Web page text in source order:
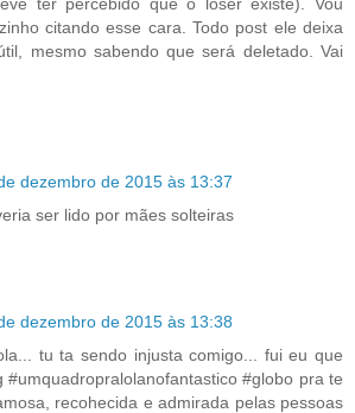
citando esse cara. Todo post ele deixa
mesmo sabendo que será deletado. Vai
dezembro de 2015 às 13:37
ser lido por mães solteiras
dezembro de 2015 às 13:38
tu ta sendo injusta comigo... fui eu que
#umquadropralolanofantastico #globo pra te
recohecida e admirada pelas pessoas